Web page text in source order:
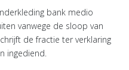
bank medio
vanwege de sloop van
de fractie ter verklaring
ingediend.